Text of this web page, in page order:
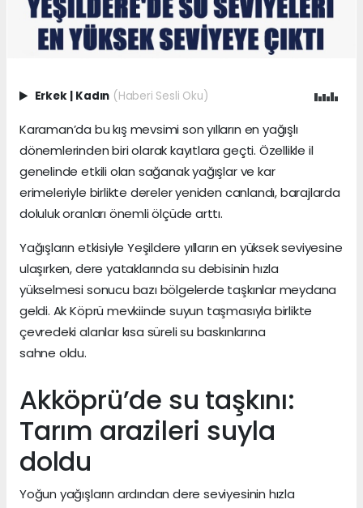
Erkek | Kadın (Haberi Sesli Oku)
Karaman’da bu kış mevsimi son yılların en yağışlı
dönemlerinden biri olarak kayıtlara geçti. Özellikle il
genelinde etkili olan sağanak yağışlar ve kar
erimeleriyle birlikte dereler yeniden canlandı, barajlarda
doluluk oranları önemli ölçüde arttı.
Yağışların etkisiyle Yeşildere yılların en yüksek seviyesine
ulaşırken, dere yataklarında su debisinin hızla
yükselmesi sonucu bazı bölgelerde taşkınlar meydana
geldi. Ak Köprü mevkiinde suyun taşmasıyla birlikte
çevredeki alanlar kısa süreli su baskınlarına
sahne oldu.
Akköprü’de su taşkını:
Tarım arazileri suyla
doldu
Yoğun yağışların ardından dere seviyesinin hızla